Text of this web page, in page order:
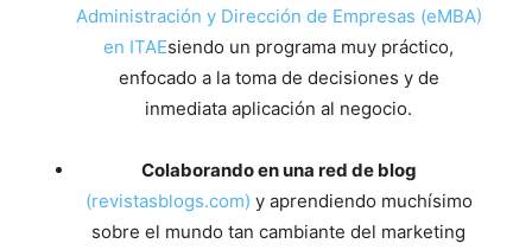
Administración y Dirección de Empresas (eMBA)
en ITAEsiendo un programa muy práctico,
enfocado a la toma de decisiones y de
inmediata aplicación al negocio.
Colaborando en una red de blog
(revistasblogs.com) y aprendiendo muchísimo
sobre el mundo tan cambiante del marketing